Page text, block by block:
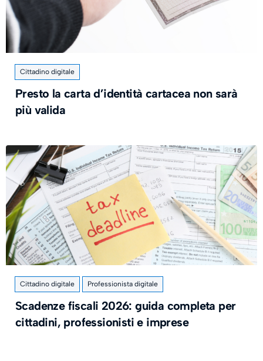
Cittadino digitale
Presto la carta d’identità cartacea non sarà
più valida
Cittadino digitale Professionista digitale
​Scadenze fiscali 2026: guida completa per
cittadini, professionisti e imprese